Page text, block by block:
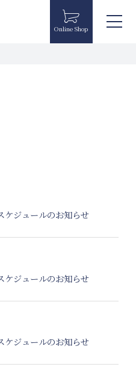
Online Shop
ジュールのお知らせ
ジュールのお知らせ
ジュールのお知らせ